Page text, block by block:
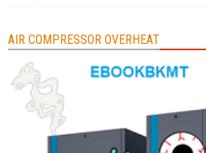
AIR COMPRESSOR OVERHEAT